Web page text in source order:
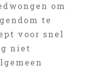
om
te
voor snel
niet